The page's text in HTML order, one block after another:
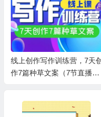
线上创作写作训练营，7天创
作7篇种草文案（7节直播